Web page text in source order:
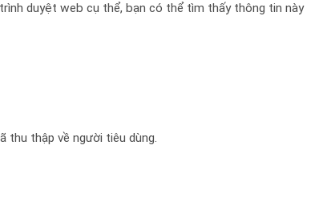
duyệt web cụ thể, bạn có thể tìm thấy thông tin này
thu thập về người tiêu dùng.